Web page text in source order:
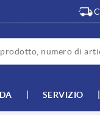
SERVIZIO